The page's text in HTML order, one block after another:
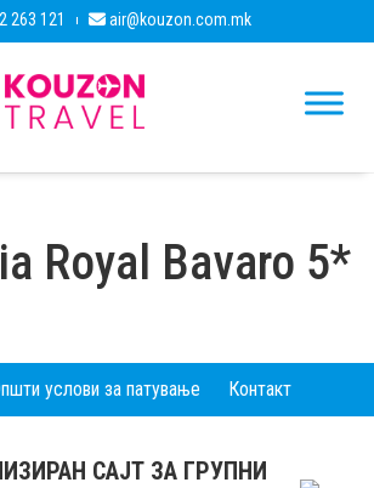
263 121 air@kouzon.com.mk
Royal Bavaro 5*
услови за патување Контакт
САЈТ ЗА ГРУПНИ